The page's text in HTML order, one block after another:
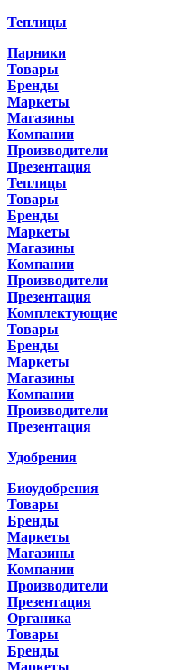
Теплицы
Парники
Товары
Бренды
Маркеты
Магазины
Компании
Производители
Презентация
Теплицы
Товары
Бренды
Маркеты
Магазины
Компании
Производители
Презентация
Комплектующие
Товары
Бренды
Маркеты
Магазины
Компании
Производители
Презентация
Удобрения
Биоудобрения
Товары
Бренды
Маркеты
Магазины
Компании
Производители
Презентация
Органика
Товары
Бренды
Маркеты